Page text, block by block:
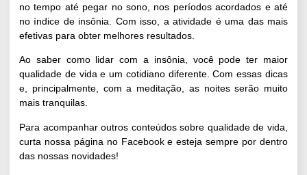
no tempo até pegar no sono, nos períodos acordados e até
no índice de insônia. Com isso, a atividade é uma das mais
efetivas para obter melhores resultados.
Ao saber como lidar com a insônia, você pode ter maior
qualidade de vida e um cotidiano diferente. Com essas dicas
e, principalmente, com a meditação, as noites serão muito
mais tranquilas.
Para acompanhar outros conteúdos sobre qualidade de vida,
curta nossa página no Facebooke esteja sempre por dentro
das nossas novidades!